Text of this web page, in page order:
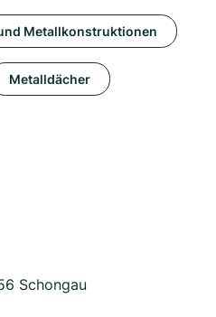
Metallkonstruktionen
Metalldächer
Schongau